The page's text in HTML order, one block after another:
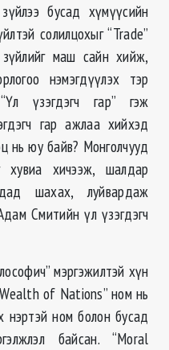
бусад хүмүүсийн
солилцохыг “Trade”
маш сайн хийж,
нэмэгдүүлэх тэр
үзэгдэгч гар” гэж
гар ажлаа хийхэд
нь юу байв? Монголчууд
хичээж, шалдар
шахах, луйвардаж
Смитийн үл үзэгдэгч
мэргэжилтэй хүн
of Nations” ном нь
нэртэй ном болон бусад
байсан. “Moral